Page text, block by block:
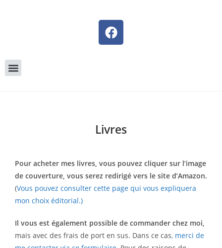
Livres
Pour acheter mes livres, vous pouvez cliquer sur l’image
de couverture, vous serez redirigé vers le site d’Amazon.
(Vous pouvez consulter cette page qui vous expliquera
mon choix éditorial.)
Il vous est également possible de commander chez moi,
mais avec des frais de port en sus. Dans ce cas, merci de